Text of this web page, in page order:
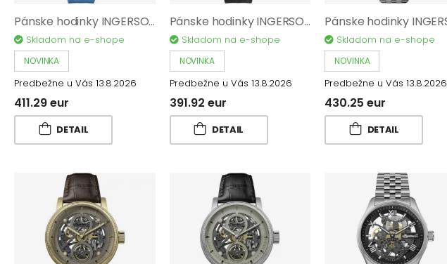
Pánske hodinky INGERSOLL The Rigger I17901
Skladom na e-shope
NOVINKA
Predbežne u Vás 13.8.2026
411.29 eur
DETAIL
Pánske hodinky INGERSOLL The Yield I17803
Skladom na e-shope
NOVINKA
Predbežne u Vás 13.8.2026
391.92 eur
DETAIL
Skladom na e-shope
NOVINKA
Predbežne u Vás 13.8.2026
430.25 eur
DETAIL